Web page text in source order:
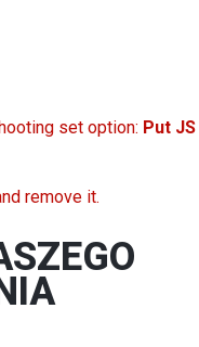
set option: Put JS
remove it.